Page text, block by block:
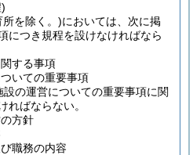
所を除く。)においては、次に掲
につき規程を設けなければなら
する事項
いての重要事項
の運営についての重要事項に関
ればならない。
方針
職務の内容